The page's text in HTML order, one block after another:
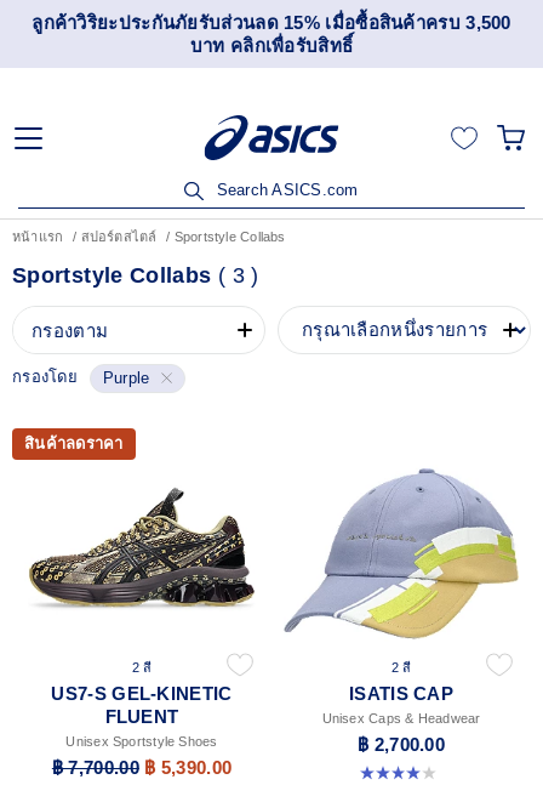
ลูกค้าวิริยะประกันภัยรับส่วนลด 15% เมื่อซื้อสินค้าครบ 3,500
บาท คลิกเพื่อรับสิทธิ์
Search ASICS.com
หน้าแรก สปอร์ตสไตล์ Sportstyle Collabs
Sportstyle Collabs ( 3)
กรองตาม
กรองโดย Purple
สินค้าลดราคา
2 สี
US7-S GEL-KINETIC
FLUENT
Unisex Sportstyle Shoes
฿ 7,700.00 ฿ 5,390.00
2 สี
ISATIS CAP
Unisex Caps & Headwear
฿ 2,700.00
4.0 จาก 5 ดาว 1 รีวิว